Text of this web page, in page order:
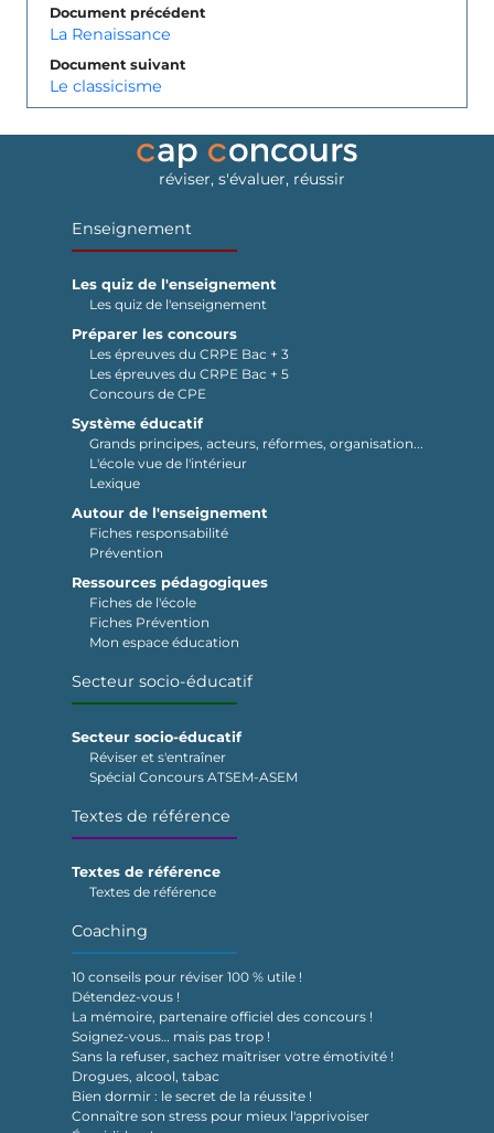
Document précédent
La Renaissance
Document suivant
Le classicisme
réviser, s'évaluer, réussir
Enseignement
Les quiz de l'enseignement
Les quiz de l'enseignement
Préparer les concours
Les épreuves du CRPE Bac + 3
Les épreuves du CRPE Bac + 5
Concours de CPE
Système éducatif
Grands principes, acteurs, réformes, organisation...
L'école vue de l'intérieur
Lexique
Autour de l'enseignement
Fiches responsabilité
Prévention
Ressources pédagogiques
Fiches de l'école
Fiches Prévention
Mon espace éducation
Secteur socio-éducatif
Secteur socio-éducatif
Réviser et s'entraîner
Spécial Concours ATSEM-ASEM
Textes de référence
Textes de référence
Textes de référence
Coaching
10 conseils pour réviser 100 % utile !
Détendez-vous !
La mémoire, partenaire officiel des concours !
Soignez-vous… mais pas trop !
Sans la refuser, sachez maîtriser votre émotivité !
Drogues, alcool, tabac
Bien dormir : le secret de la réussite !
Connaître son stress pour mieux l'apprivoiser